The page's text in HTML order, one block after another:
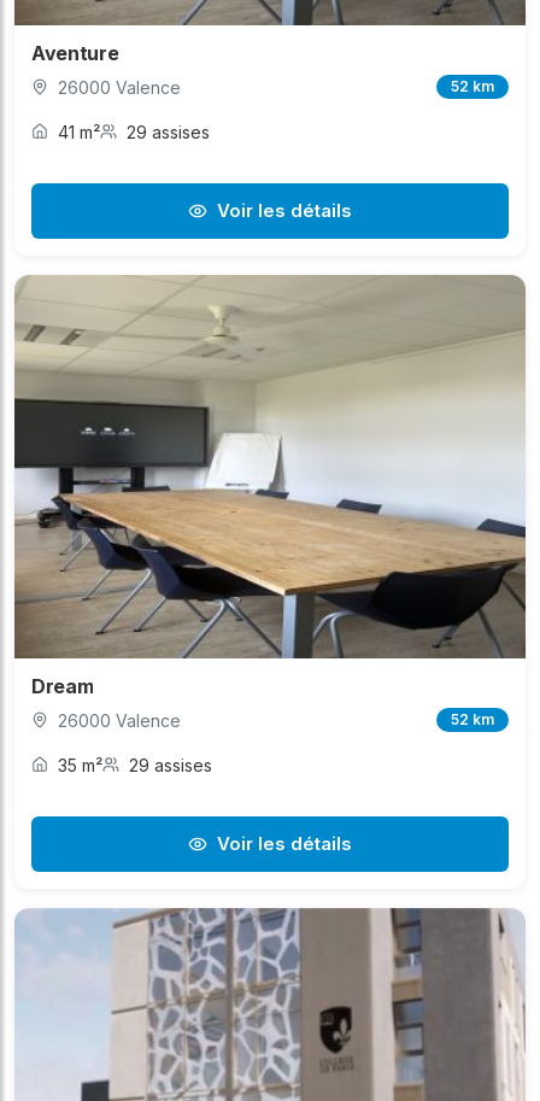
Aventure
26000 Valence 52 km
41 m² 29 assises
Voir les détails
Dream
26000 Valence 52 km
35 m² 29 assises
Voir les détails